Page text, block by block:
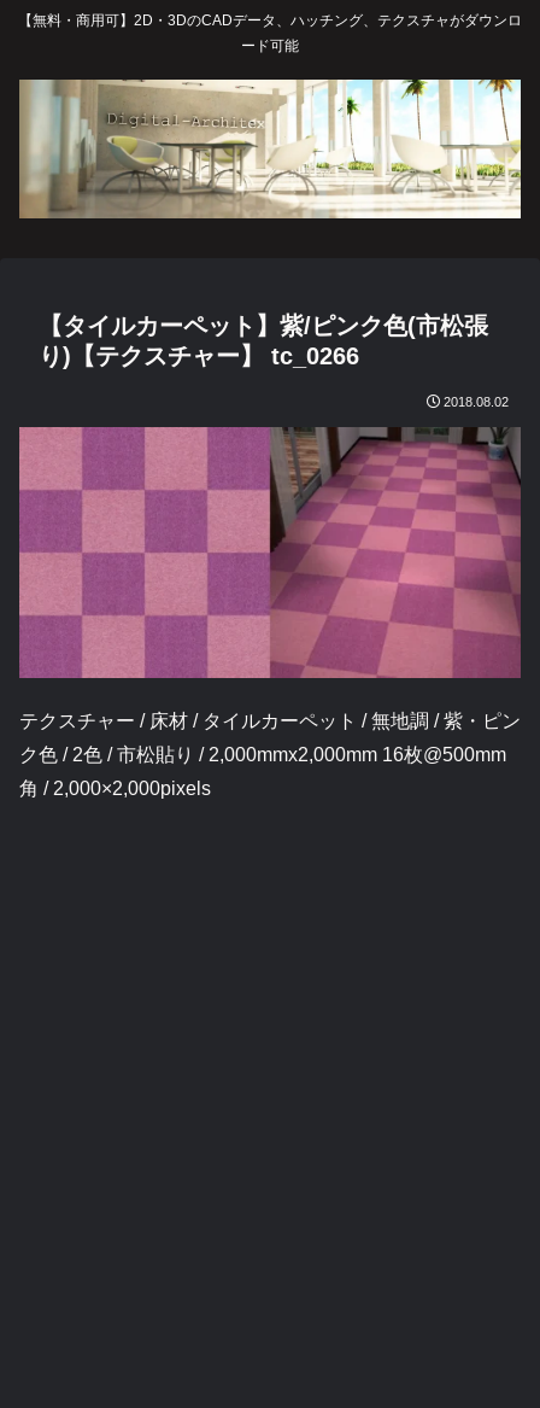
【無料・商用可】2D・3DのCADデータ、ハッチング、テクスチャがダウンロ
ード可能
【タイルカーペット】紫/ピンク色(市松張
り)【テクスチャー】 tc_0266
2018.08.02
テクスチャー / 床材 / タイルカーペット / 無地調 / 紫・ピン
ク色 / 2色 / 市松貼り / 2,000mmx2,000mm 16枚@500mm
角 / 2,000×2,000pixels